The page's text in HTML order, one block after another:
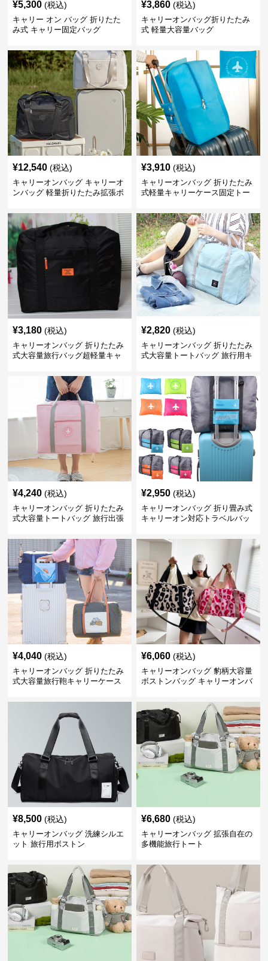
¥5,300 (税込)
キャリー オン バッグ 折りたた
み式 キャリー固定バッグ
¥3,860 (税込)
キャリーオンバッグ折りたたみ
式 軽量大容量バッグ
¥12,540 (税込)
キャリーオンバッグ キャリーオ
ンバッグ 軽量折りたたみ拡張ボ
¥3,910 (税込)
キャリーオンバッグ 折りたたみ
式軽量キャリーケース固定トー
¥3,180 (税込)
キャリーオンバッグ 折りたたみ
式大容量旅行バッグ超軽量キャ
¥2,820 (税込)
キャリーオンバッグ 折りたたみ
式大容量トートバッグ 旅行用キ
¥4,240 (税込)
キャリーオンバッグ 折りたたみ
式大容量トートバッグ 旅行出張
¥2,950 (税込)
キャリーオンバッグ 折り畳み式
キャリーオン対応トラベルバッ
¥4,040 (税込)
キャリーオンバッグ 折りたたみ
式大容量旅行鞄キャリーケース
¥6,060 (税込)
キャリーオンバッグ 豹柄大容量
ボストンバッグ キャリーオンバ
¥8,500 (税込)
キャリーオンバッグ 洗練シルエ
ット 旅行用ボストン
¥6,680 (税込)
キャリーオンバッグ 拡張自在の
多機能旅行トート